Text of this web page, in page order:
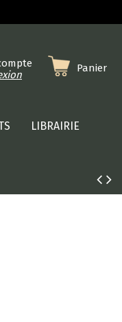
Panier
LIBRAIRIE